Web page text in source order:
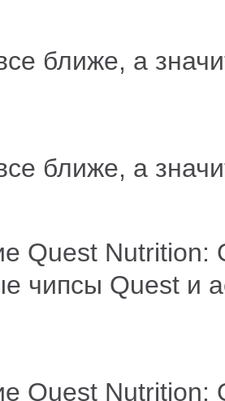
ближе, а
ближе, а
Quest Nutrition:
чипсы Quest и
Quest Nutrition: